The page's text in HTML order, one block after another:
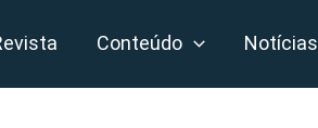
Conteúdo Notícias